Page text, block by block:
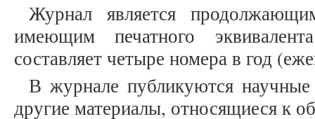
Журнал является
имеющим печатного
составляет четыре номера в год
В журнале публикуются
другие материалы, относящиеся к